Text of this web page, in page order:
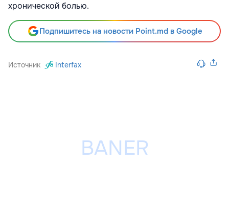
хронической болью.
Подпишитесь на новости Point.md в Google
Источник Interfax